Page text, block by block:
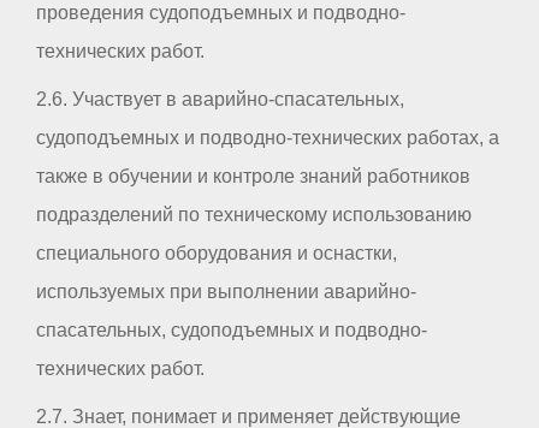
проведения судоподъемных и подводно-
технических работ.
2.6. Участвует в аварийно-спасательных,
судоподъемных и подводно-технических работах, а
также в обучении и контроле знаний работников
подразделений по техническому использованию
специального оборудования и оснастки,
используемых при выполнении аварийно-
спасательных, судоподъемных и подводно-
технических работ.
2.7. Знает, понимает и применяет действующие